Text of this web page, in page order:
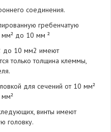
соединения.
гребенчатую
мм² до 10 мм ²
до 10 мм2 имеют
только толщина клеммы,
для сечений от 10 мм²
винты имеют
головку.